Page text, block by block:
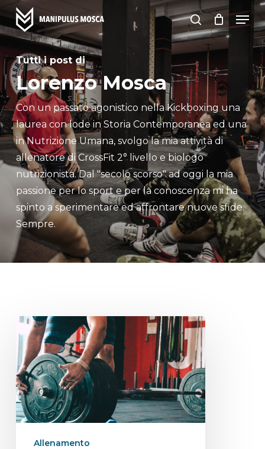
Skip
to
main
content
search
Tutti i post di
Lorenzo Mosca
Con un passato agonistico nella Kickboxing una
laurea con lode in Storia Contemporanea ed una
in Nutrizione Umana, svolgo la mia attività di
allenatore di CrossFit 2° livello e biologo
nutrizionista. Dal "secolo scorso" ad oggi la mia
passione per lo sport e per la conoscenza mi ha
spinto a sperimentare ed affrontare nuove sfide.
Sempre.
Allenamento